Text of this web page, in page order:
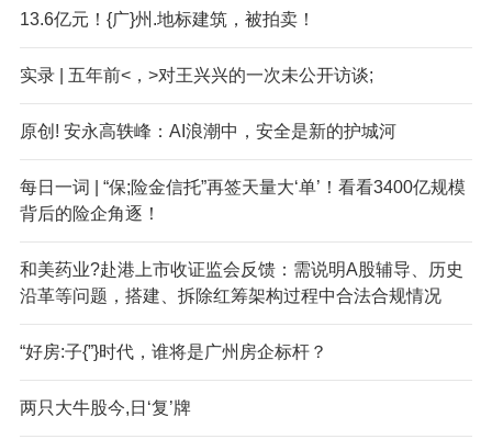
13.6亿元！{广}州.地标建筑，被拍卖！
实录 | 五年前<，>对王兴兴的一次未公开访谈;
原创! 安永高轶峰：AI浪潮中，安全是新的护城河
每日一词 | “保;险金信托”再签天量大‘单’！看看3400亿规模
背后的险企角逐！
和美药业?赴港上市收证监会反馈：需说明A股辅导、历史
沿革等问题，搭建、拆除红筹架构过程中合法合规情况
“好房:子{”}时代，谁将是广州房企标杆？
两只大牛股今,日‘复’牌